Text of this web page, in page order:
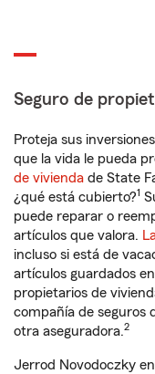
Seguro de
Proteja sus
que la vida le pueda
de vivienda de State
¿qué está cubierto?1
puede reparar o
artículos que valora.
incluso si está de
artículos guardados
propietarios de
compañía de seguros
otra aseguradora.2
Jerrod Novodoczky